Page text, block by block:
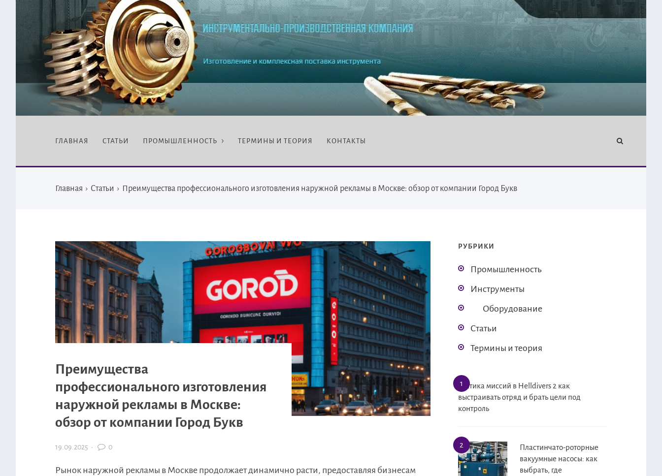
ГЛАВНАЯ СТАТЬИ ПРОМЫШЛЕННОСТЬ ТЕРМИНЫ И ТЕОРИЯ КОНТАКТЫ
Главная › Статьи › Преимущества профессионального изготовления наружной рекламы в Москве: обзор от компании Город Букв
Преимущества
профессионального изготовления
наружной рекламы в Москве:
обзор от компании Город Букв
19.09.2025 · 0
Рынок наружной рекламы в Москве продолжает динамично расти, предоставляя бизнесам
РУБРИКИ
Промышленность
Инструменты
Оборудование
Статьи
Термины и теория
Тактика миссий в Helldivers 2 как
выстраивать отряд и брать цели под
контроль
Пластинчато-роторные
вакуумные насосы: как
выбрать, где